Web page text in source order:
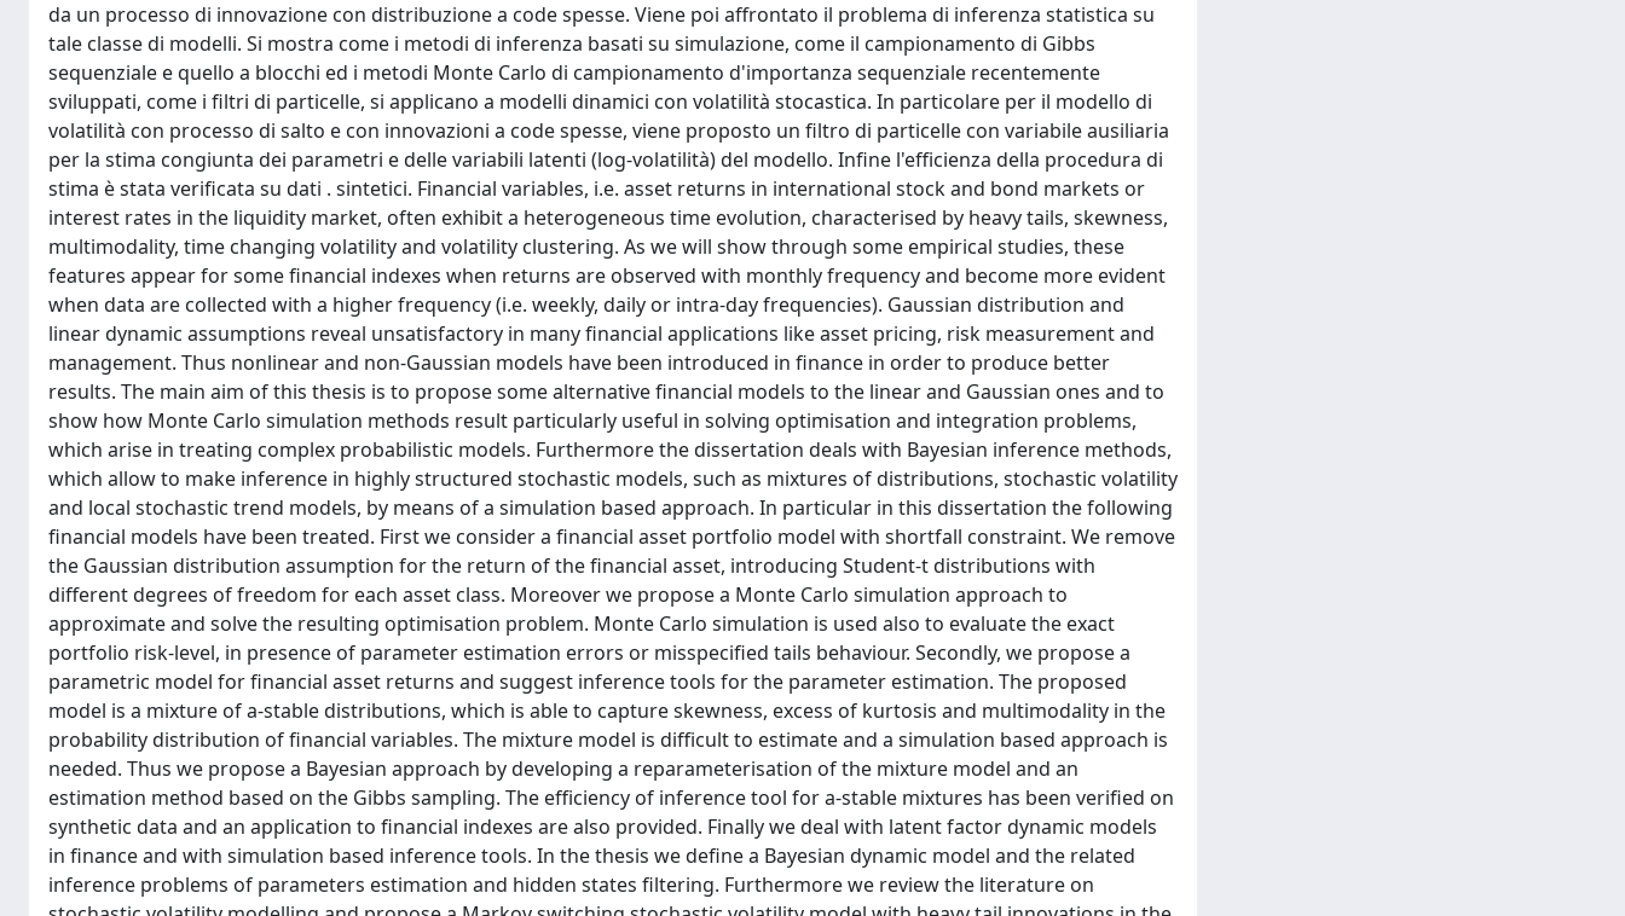
da un processo di innovazione con distribuzione a code spesse. Viene poi affrontato il problema di inferenza statistica su
tale classe di modelli. Si mostra come i metodi di inferenza basati su simulazione, come il campionamento di Gibbs
sequenziale e quello a blocchi ed i metodi Monte Carlo di campionamento d'importanza sequenziale recentemente
sviluppati, come i filtri di particelle, si applicano a modelli dinamici con volatilità stocastica. In particolare per il modello di
volatilità con processo di salto e con innovazioni a code spesse, viene proposto un filtro di particelle con variabile ausiliaria
per la stima congiunta dei parametri e delle variabili latenti (log-volatilità) del modello. Infine l'efficienza della procedura di
stima è stata verificata su dati . sintetici. Financial variables, i.e. asset returns in international stock and bond markets or
interest rates in the liquidity market, often exhibit a heterogeneous time evolution, characterised by heavy tails, skewness,
multimodality, time changing volatility and volatility clustering. As we will show through some empirical studies, these
features appear for some financial indexes when returns are observed with monthly frequency and become more evident
when data are collected with a higher frequency (i.e. weekly, daily or intra-day frequencies). Gaussian distribution and
linear dynamic assumptions reveal unsatisfactory in many financial applications like asset pricing, risk measurement and
management. Thus nonlinear and non-Gaussian models have been introduced in finance in order to produce better
results. The main aim of this thesis is to propose some alternative financial models to the linear and Gaussian ones and to
show how Monte Carlo simulation methods result particularly useful in solving optimisation and integration problems,
which arise in treating complex probabilistic models. Furthermore the dissertation deals with Bayesian inference methods,
which allow to make inference in highly structured stochastic models, such as mixtures of distributions, stochastic volatility
and local stochastic trend models, by means of a simulation based approach. In particular in this dissertation the following
financial models have been treated. First we consider a financial asset portfolio model with shortfall constraint. We remove
the Gaussian distribution assumption for the return of the financial asset, introducing Student-t distributions with
different degrees of freedom for each asset class. Moreover we propose a Monte Carlo simulation approach to
approximate and solve the resulting optimisation problem. Monte Carlo simulation is used also to evaluate the exact
portfolio risk-level, in presence of parameter estimation errors or misspecified tails behaviour. Secondly, we propose a
parametric model for financial asset returns and suggest inference tools for the parameter estimation. The proposed
model is a mixture of a-stable distributions, which is able to capture skewness, excess of kurtosis and multimodality in the
probability distribution of financial variables. The mixture model is difficult to estimate and a simulation based approach is
needed. Thus we propose a Bayesian approach by developing a reparameterisation of the mixture model and an
estimation method based on the Gibbs sampling. The efficiency of inference tool for a-stable mixtures has been verified on
synthetic data and an application to financial indexes are also provided. Finally we deal with latent factor dynamic models
in finance and with simulation based inference tools. In the thesis we define a Bayesian dynamic model and the related
inference problems of parameters estimation and hidden states filtering. Furthermore we review the literature on